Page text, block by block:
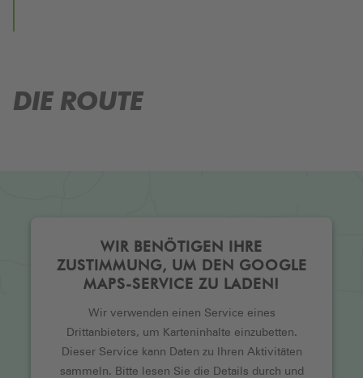
DIE ROUTE
WIR BENÖTIGEN IHRE
ZUSTIMMUNG, UM DEN GOOGLE
MAPS-SERVICE ZU LADEN!
Wir verwenden einen Service eines
Drittanbieters, um Karteninhalte einzubetten.
Dieser Service kann Daten zu Ihren Aktivitäten
sammeln. Bitte lesen Sie die Details durch und